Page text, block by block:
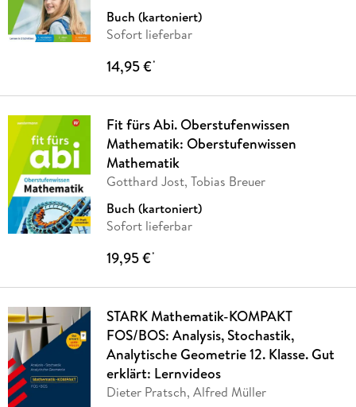
Buch (kartoniert)
Sofort lieferbar
14,95 €*
Fit fürs Abi. Oberstufenwissen
Mathematik: Oberstufenwissen
Mathematik
Gotthard Jost, Tobias Breuer
Buch (kartoniert)
Sofort lieferbar
19,95 €*
STARK Mathematik-KOMPAKT
FOS/BOS: Analysis, Stochastik,
Analytische Geometrie 12. Klasse. Gut
erklärt: Lernvideos
Dieter Pratsch, Alfred Müller